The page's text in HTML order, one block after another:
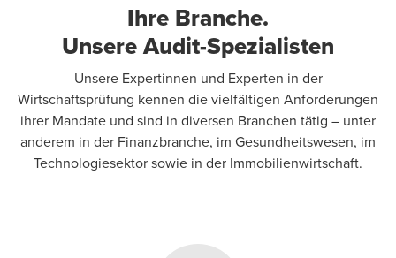
Ihre Branche.
Unsere Audit-Spezialisten
Unsere Expertinnen und Experten in der
Wirtschaftsprüfung kennen die vielfältigen Anforderungen
ihrer Mandate und sind in diversen Branchen tätig – unter
anderem in der Finanzbranche, im Gesundheitswesen, im
Technologiesektor sowie in der Immobilienwirtschaft.